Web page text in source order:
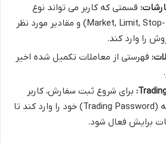
قسمتی که کاربر می تواند نوع
سفارش (Market, Limit, Stop-Limit) و مقادیر مورد نظر
را وارد کند.
فهرستی از معاملات تکمیل شده اخیر
برای شروع ثبت سفارش، کاربر
باید رمز عبور معامله (Trading Password) خود را وارد کند تا
برایش فعال شود.